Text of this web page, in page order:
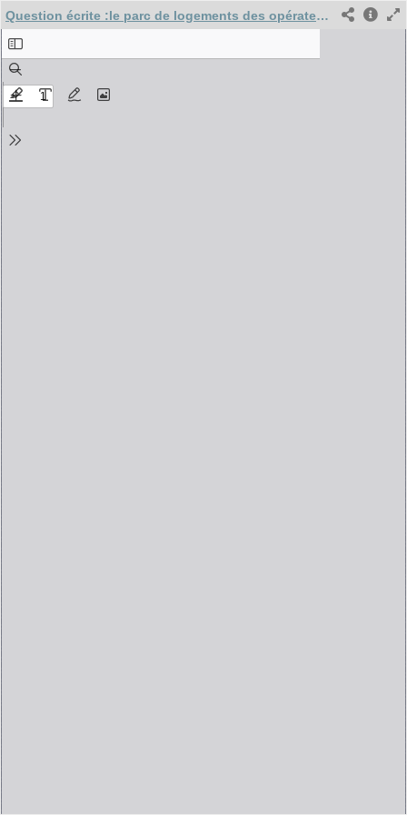
Question écrite :le parc de logements des opérateurs immobiliers publics « locaux » et état d’occupation / Lux Pierre-Yves